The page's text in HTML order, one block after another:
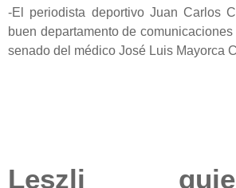
-El periodista deportivo Juan Carlos
buen departamento de comunicaciones
senado del médico José Luis Mayorca
Leszli